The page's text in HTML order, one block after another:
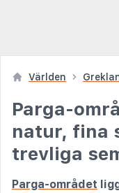
Världen
Parga-
natur, fina
trevliga
Parga-området